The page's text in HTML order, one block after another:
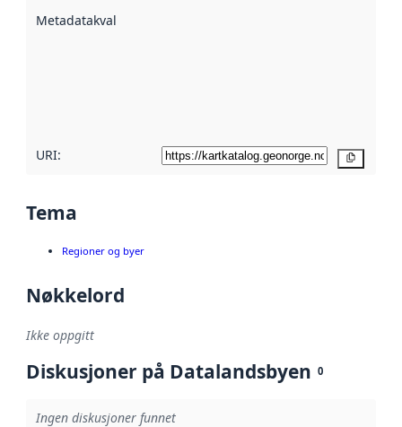
Metadatakvalitet
URI:
Tema
Regioner og byer
Nøkkelord
Ikke oppgitt
Diskusjoner på Datalandsbyen 0
Ingen diskusjoner funnet